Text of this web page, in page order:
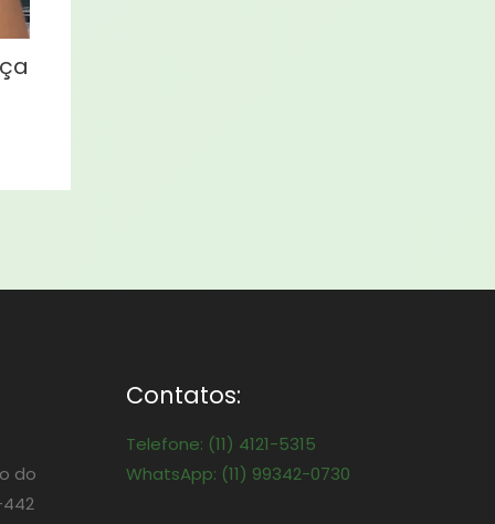
do
442
Contatos:
Telefone: (11) 4121-5315
WhatsApp: (11) 99342-0730